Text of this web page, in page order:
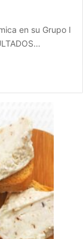
en su Grupo I